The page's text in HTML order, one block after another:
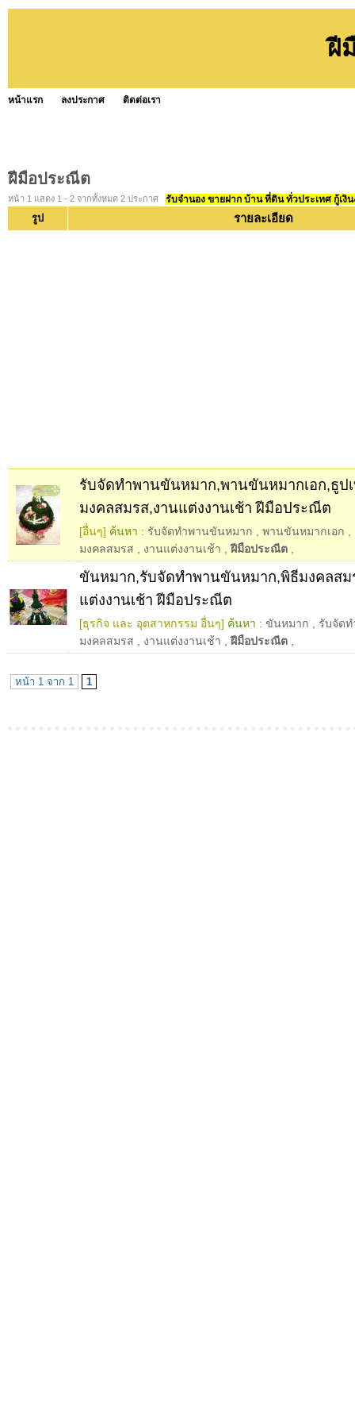
ฝี
หน้าแรก ลงประกาศ ติดต่อเรา
ฝีมือประณีต
หน้า 1 แสดง 1 - 2 จากทั้งหมด 2 ประกาศ รับจำนอง ขายฝาก บ้าน ที่ดิน ทั่วประเทศ กู้เงิ
รูป รายละเอียด
รับจัดทำพานขันหมาก,พานขันหมากเอก,ธูป
มงคลสมรส,งานแต่งงานเช้า ฝีมือประณีต
[อื่นๆ] ค้นหา : รับจัดทำพานขันหมาก พานขันหมากเอก
มงคลสมรส
งานแต่งงานเช้า ,ฝีมือประณีต
ขันหมาก,รับจัดทำพานขันหมาก,พิธีมงคลสม
แต่งงานเช้า ฝีมือประณีต
[ธุรกิจ และ อุตสาหกรรม อื่นๆ] ค้นหา : ขันหมาก
รับจัด
มงคลสมรส
งานแต่งงานเช้า ,ฝีมือประณีต
หน้า 1 จาก 1 1